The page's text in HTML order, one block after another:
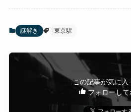
謎解き 東京駅
この記事が気に入
フォローして